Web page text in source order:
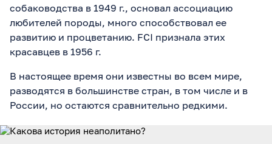
собаководства в 1949 г., основал ассоциацию
любителей породы, много способствовал ее
развитию и процветанию. FCI признала этих
красавцев в 1956 г.
В настоящее время они известны во всем мире,
разводятся в большинстве стран, в том числе и в
России, но остаются сравнительно редкими.